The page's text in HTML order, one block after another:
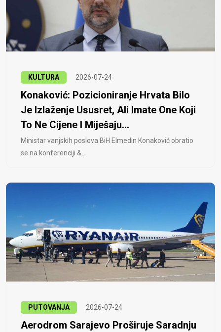
KULTURA 2026-07-24
Konaković: Pozicioniranje Hrvata Bilo
Je Izlaženje Ususret, Ali Imate One Koji
To Ne Cijene I Miješaju...
Ministar vanjskih poslova BiH Elmedin Konaković obratio
se na konferenciji &..
PUTOVANJA 2026-07-24
Aerodrom Sarajevo Proširuje Saradnju